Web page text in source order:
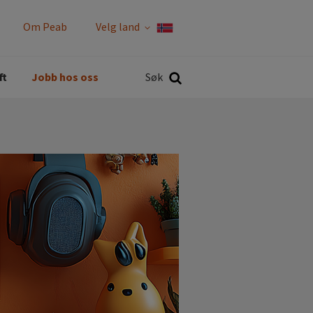
Om Peab Velg land
Jobb hos oss
Søk